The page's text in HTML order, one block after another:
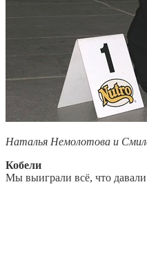
Наталья Немолотова и
Кобели
Мы выиграли всё, что